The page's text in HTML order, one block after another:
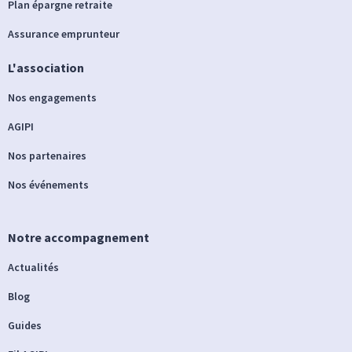
Plan épargne retraite
Assurance emprunteur
L'association
Nos engagements
AGIPI
Nos partenaires
Nos événements
Notre accompagnement
Actualités
Blog
Guides